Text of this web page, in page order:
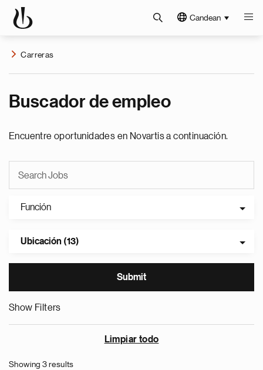
Candean
Carreras
Buscador de empleo
Encuentre oportunidades en Novartis a continuación.
Función
Ubicación (13)
Show Filters
Limpiar todo
Showing 3 results